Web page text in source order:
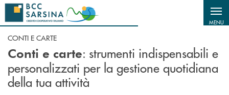
Salta al contenuto principale
MENU
CONTI E CARTE
Conti e carte: strumenti indispensabili e
personalizzati per la gestione quotidiana
della tua attività